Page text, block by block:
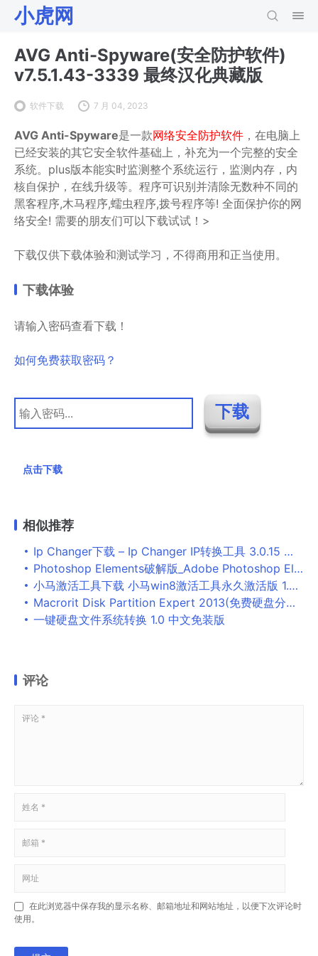
小虎网
AVG Anti-Spyware(安全防护软件)
v7.5.1.43-3339 最终汉化典藏版
软件下载 7 月 04, 2023
AVG Anti-Spyware是一款网络安全防护软件 ，在电脑上
已经安装的其它安全软件基础上，补充为一个完整的安全
系统。plus版本能实时监测整个系统运行，监测内存，内
核自保护，在线升级等。程序可识别并清除无数种不同的
黑客程序,木马程序,蠕虫程序,拨号程序等! 全面保护你的网
络安全! 需要的朋友们可以下载试试！>
下载仅供下载体验和测试学习，不得商用和正当使用。
下载体验
请输入密码查看下载！
如何免费获取密码？
点击下载
相似推荐
Ip Changer下载 – Ip Changer IP转换工具 3.0.15 绿色版
Photoshop Elements破解版_Adobe Photoshop Elements 2020 中文破解版
小马激活工具下载 小马win8激活工具永久激活版 1.2.1 中文免费绿色版
Macrorit Disk Partition Expert 2013(免费硬盘分区软件) v3.0 安装汉化版
一键硬盘文件系统转换 1.0 中文免装版
评论
在此浏览器中保存我的显示名称、邮箱地址和网站地址，以便下次评论时
使用。